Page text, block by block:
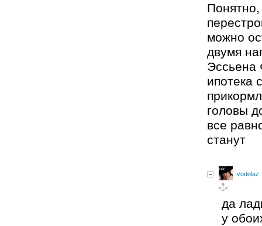
можно
двумя
Эссьена
ипотека
головы
все
станут
vodolaz
да
у